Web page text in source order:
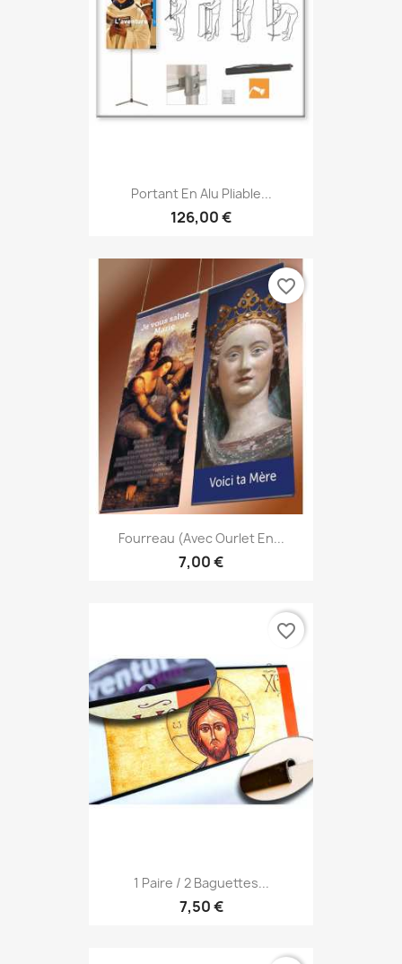
Portant En Alu Pliable...
126,00 €
Fourreau (avec Ourlet En...
7,00 €
favorite_border
1 Paire / 2 Baguettes...
7,50 €
favorite_border